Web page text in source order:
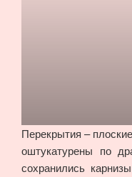
Перекрытия –
оштукатурены по
сохранились